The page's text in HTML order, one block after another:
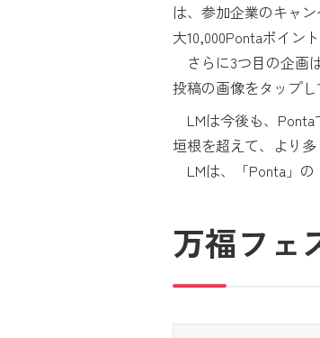
は、参加企業のキャ
大10,000Pontaポイン
さらに3つ目の企画
投稿の画像をタップ
LMは今後も、Ponta
垣根を超えて、より
LMは、「Ponta」の
万福フ